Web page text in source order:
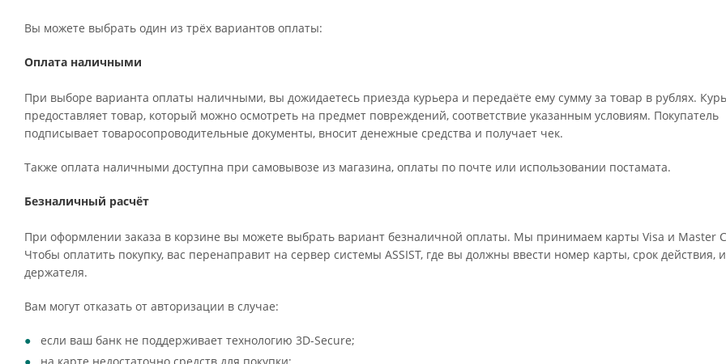
Вы можете выбрать один из трёх вариантов оплаты:
Оплата наличными
При выборе варианта оплаты наличными, вы дожидаетесь приезда курьера и передаёте ему сумму за товар в рублях.
предоставляет товар, который можно осмотреть на предмет повреждений, соответствие указанным условиям. Покупатель
подписывает товаросопроводительные документы, вносит денежные средства и получает чек.
Также оплата наличными доступна при самовывозе из магазина, оплаты по почте или использовании постамата.
Безналичный расчёт
При оформлении заказа в корзине вы можете выбрать вариант безналичной оплаты. Мы принимаем карты Visa и Master
Чтобы оплатить покупку, вас перенаправит на сервер системы ASSIST, где вы должны ввести номер карты, срок действия,
держателя.
Вам могут отказать от авторизации в случае:
если ваш банк не поддерживает технологию 3D-Secure;